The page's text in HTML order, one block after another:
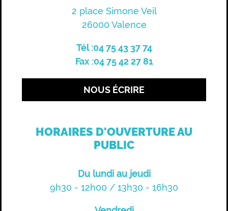
2 place Simone Veil
26000 Valence
Tél :04 75 43 37 74
Fax :04 75 42 27 81
NOUS ÉCRIRE
HORAIRES D'OUVERTURE AU
PUBLIC
Du lundi au jeudi
9h30 - 12h00 / 13h30 - 16h30